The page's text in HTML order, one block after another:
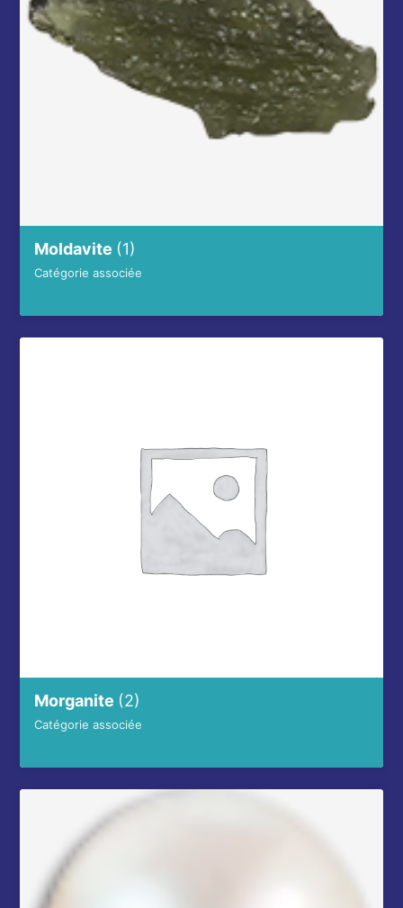
Moldavite (1)
Catégorie associée
Morganite (2)
Catégorie associée